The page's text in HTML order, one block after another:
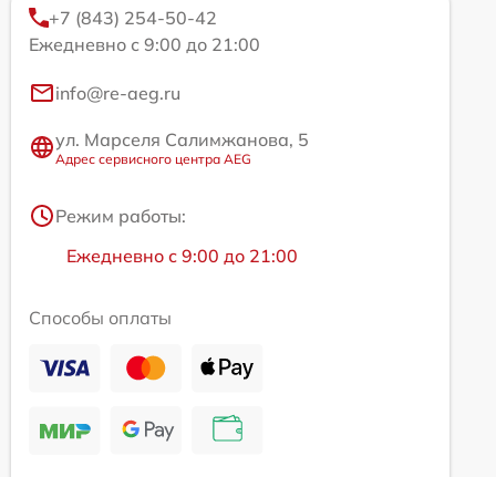
+7 (843) 254-50-42
Ежедневно с 9:00 до 21:00
info@re-aeg.ru
ул. Марселя Салимжанова, 5
Адрес сервисного центра AEG
Режим работы:
Ежедневно с 9:00 до 21:00
Способы оплаты